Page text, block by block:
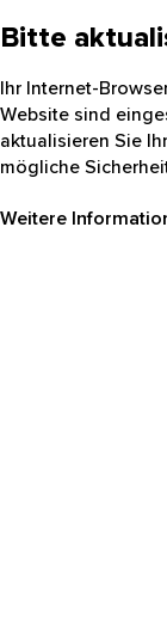
Bitte
Ihr Internet-
Website sind
aktualisieren Sie
mögliche
Weitere